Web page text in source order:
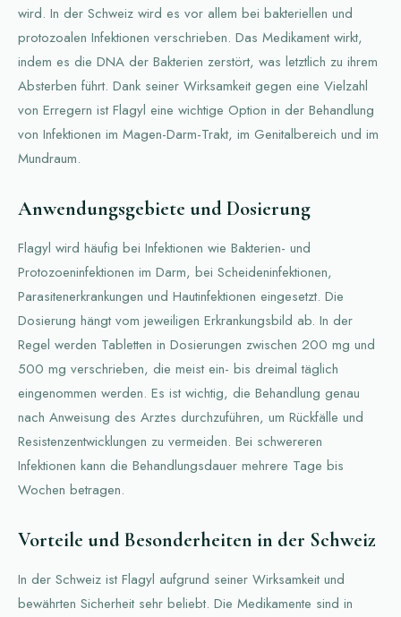
wird. In der Schweiz wird es vor allem bei bakteriellen und
protozoalen Infektionen verschrieben. Das Medikament wirkt,
indem es die DNA der Bakterien zerstört, was letztlich zu ihrem
Absterben führt. Dank seiner Wirksamkeit gegen eine Vielzahl
von Erregern ist Flagyl eine wichtige Option in der Behandlung
von Infektionen im Magen-Darm-Trakt, im Genitalbereich und im
Mundraum.
Anwendungsgebiete und Dosierung
Flagyl wird häufig bei Infektionen wie Bakterien- und
Protozoeninfektionen im Darm, bei Scheideninfektionen,
Parasitenerkrankungen und Hautinfektionen eingesetzt. Die
Dosierung hängt vom jeweiligen Erkrankungsbild ab. In der
Regel werden Tabletten in Dosierungen zwischen 200 mg und
500 mg verschrieben, die meist ein- bis dreimal täglich
eingenommen werden. Es ist wichtig, die Behandlung genau
nach Anweisung des Arztes durchzuführen, um Rückfälle und
Resistenzentwicklungen zu vermeiden. Bei schwereren
Infektionen kann die Behandlungsdauer mehrere Tage bis
Wochen betragen.
Vorteile und Besonderheiten in der Schweiz
In der Schweiz ist Flagyl aufgrund seiner Wirksamkeit und
bewährten Sicherheit sehr beliebt. Die Medikamente sind in